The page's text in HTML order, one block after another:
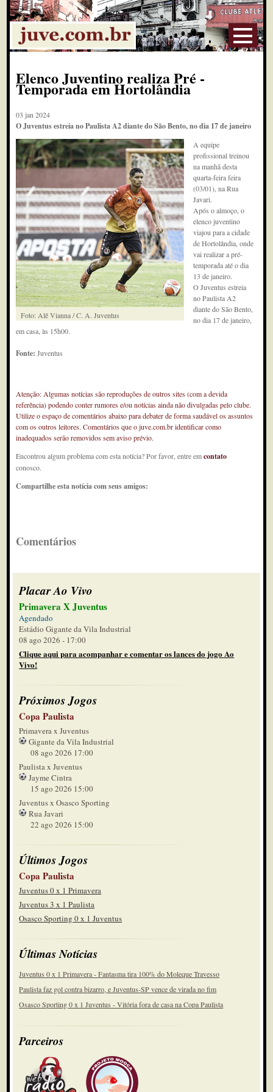
Elenco Juventino realiza Pré -
Temporada em Hortolândia
03 jan 2024
O Juventus estreia no Paulista A2 diante do São Bento, no dia 17 de janeiro
Foto: Alê Vianna / C. A. Juventus
A equipe
profissional treinou
na manhã desta
quarta-feira feira
(03/01), na Rua
Javari.
Após o almoço, o
elenco juventino
viajou para a cidade
de Hortolândia, onde
vai realizar a pré-
temporada até o dia
13 de janeiro.
O Juventus estreia
no Paulista A2
diante do São Bento,
no dia 17 de janeiro,
em casa, às 15h00.
Fonte:Juventus
Atenção: Algumas notícias são reproduções de outros sites (com a devida
referência) podendo conter rumores e/ou notícias ainda não divulgadas pelo clube.
Utilize o espaço de comentários abaixo para debater de forma saudável os assuntos
com os outros leitores. Comentários que o juve.com.br identificar como
inadequados serão removidos sem aviso prévio.
Encontrou algum problema com esta notícia? Por favor, entre emcontato
conosco.
Compartilhe esta notícia com seus amigos:
Comentários
Placar Ao Vivo
Primavera X Juventus
Agendado
Estádio Gigante da Vila Industrial
08 ago 2026 - 17:00
Clique aqui para acompanhar e comentar os lances do jogo Ao
Vivo!
Próximos Jogos
Copa Paulista
Primavera x Juventus
Gigante da Vila Industrial
08 ago 2026 17:00
Paulista x Juventus
Jayme Cintra
15 ago 2026 15:00
Juventus x Osasco Sporting
Rua Javari
22 ago 2026 15:00
Últimos Jogos
Copa Paulista
Juventus 0 x 1 Primavera
Juventus 3 x 1 Paulista
Osasco Sporting 0 x 1 Juventus
Últimas Notícias
Juventus 0 x 1 Primavera - Fantasma tira 100% do Moleque Travesso
Paulista faz gol contra bizarro, e Juventus-SP vence de virada no fim
Osasco Sporting 0 x 1 Juventus - Vitória fora de casa na Copa Paulista
Parceiros